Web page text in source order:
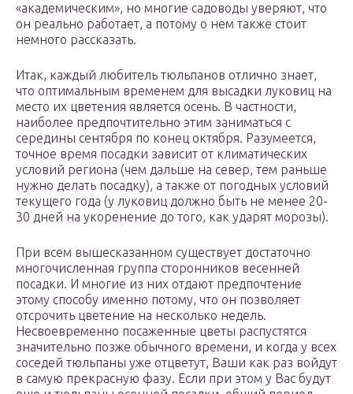
«академическим», но многие садоводы уверяют, что
он реально работает, а потому о нем также стоит
немного рассказать.
Итак, каждый любитель тюльпанов отлично знает,
что оптимальным временем для высадки луковиц на
место их цветения является осень. В частности,
наиболее предпочтительно этим заниматься с
середины сентября по конец октября. Разумеется,
точное время посадки зависит от климатических
условий региона (чем дальше на север, тем раньше
нужно делать посадку), а также от погодных условий
текущего года (у луковиц должно быть не менее 20-
30 дней на укоренение до того, как ударят морозы).
При всем вышесказанном существует достаточно
многочисленная группа сторонников весенней
посадки. И многие из них отдают предпочтение
этому способу именно потому, что он позволяет
отсрочить цветение на несколько недель.
Несвоевременно посаженные цветы распустятся
значительно позже обычного времени, и когда у всех
соседей тюльпаны уже отцветут, Ваши как раз войдут
в самую прекрасную фазу. Если при этом у Вас будут